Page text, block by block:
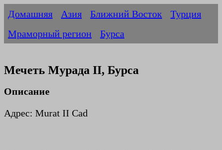
Домашняя Азия Ближний Восток
Турция
Мраморный регион
Бурса
Мечеть Мурада II, Бурса
Описание
Адрес: Murat II Cad